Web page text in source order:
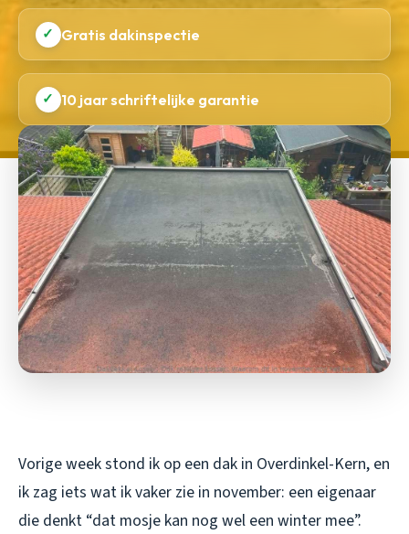
✓ Gratis dakinspectie
✓ 10 jaar schriftelijke garantie
Vorige week stond ik op een dak in Overdinkel-Kern, en
ik zag iets wat ik vaker zie in november: een eigenaar
die denkt “dat mosje kan nog wel een winter mee”.